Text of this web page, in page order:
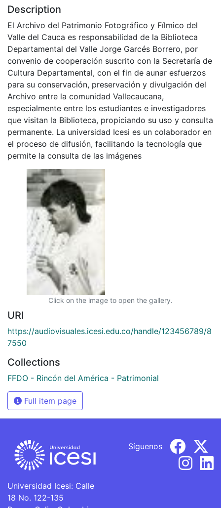
Description
El Archivo del Patrimonio Fotográfico y Fílmico del
Valle del Cauca es responsabilidad de la Biblioteca
Departamental del Valle Jorge Garcés Borrero, por
convenio de cooperación suscrito con la Secretaría de
Cultura Departamental, con el fin de aunar esfuerzos
para su conservación, preservación y divulgación del
Archivo entre la comunidad Vallecaucana,
especialmente entre los estudiantes e investigadores
que visitan la Biblioteca, propiciando su uso y consulta
permanente. La universidad Icesi es un colaborador en
el proceso de difusión, facilitando la tecnología que
permite la consulta de las imágenes
Click on the image to open the gallery.
URI
https://audiovisuales.icesi.edu.co/handle/123456789/8
7550
Collections
FFDO - Rincón del América - Patrimonial
Full item page
Universidad Icesi: Calle
18 No. 122-135
Síguenos